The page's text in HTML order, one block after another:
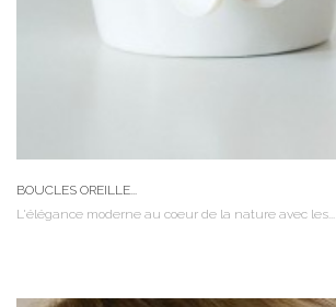
BOUCLES OREILLE...
L'élégance moderne au coeur de la nature avec les...